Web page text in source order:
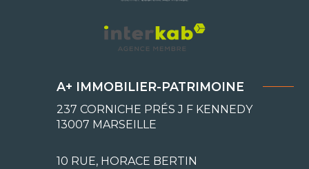
A+ IMMOBILIER-PATRIMOINE
237 CORNICHE PRÉS J F KENNEDY
13007 MARSEILLE
10 RUE, HORACE BERTIN